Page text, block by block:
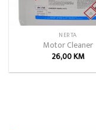
NERTA
Motor Cleaner
26,00KM